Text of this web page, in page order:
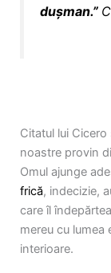
duşman.”
Citatul lui
noastre provin
Omul ajunge
frică, indecizie,
care îl
mereu cu lumea
interioare.